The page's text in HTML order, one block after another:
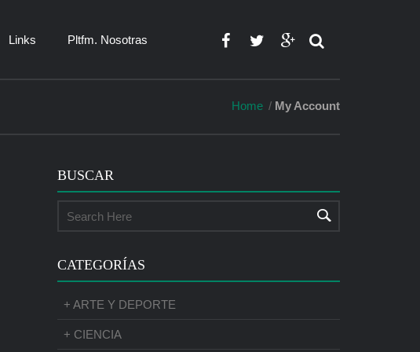
Links Pltfm. Nosotras
Home My Account
BUSCAR
CATEGORÍAS
+ ARTE Y DEPORTE
+ CIENCIA